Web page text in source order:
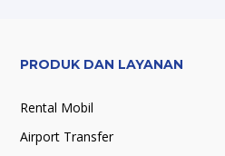
PRODUK DAN LAYANAN
Rental Mobil
Airport Transfer